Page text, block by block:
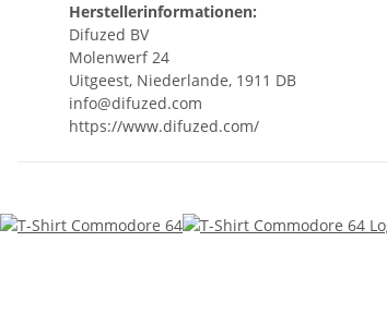
Herstellerinformationen:
Difuzed BV
Molenwerf 24
Uitgeest, Niederlande, 1911 DB
info@difuzed.com
https://www.difuzed.com/